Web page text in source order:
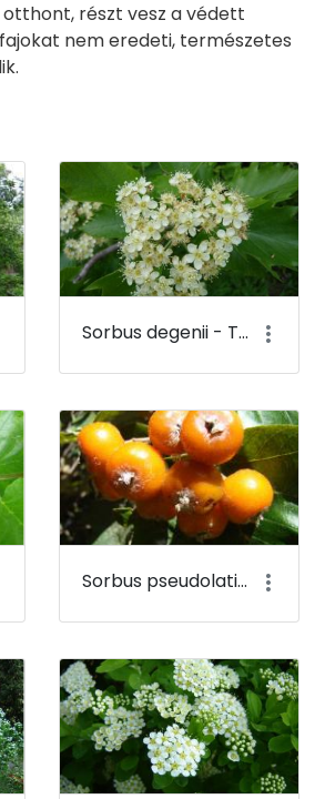
részt vesz a védett
nem eredeti, természetes
Sorbus degenii - Termetes berkenye (virága) - Budai Arborétum
Sorbus pseudolatifolia - Széleslevelű vagy sárgáslevelű berkenye (termése) - Budai Arborétum